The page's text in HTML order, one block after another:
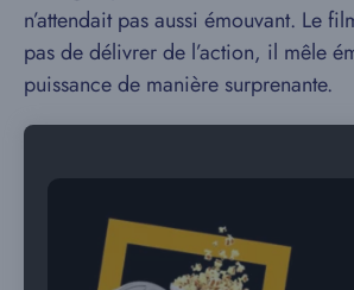
n’attendait pas aussi émouvant. Le
pas de délivrer de l’action, il mêle
puissance de manière surprenante.